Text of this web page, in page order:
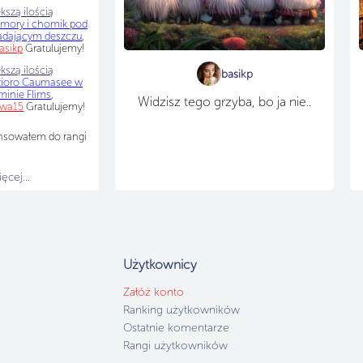
ilością
i chomik pod
deszczu,
Gratulujemy!
ilością
Caumasee w
Flims,
Gratulujemy!
do rangi
basikp
Widzisz tego grzyba, bo ja nie..
Użytkownicy
Załóż konto
Ranking użytkowników
Ostatnie komentarze
Rangi użytkowników